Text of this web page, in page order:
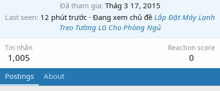
Đã tham gia Thág 3 17, 2015
Last seen 12 phút trước · Đang xem chủ đề Lắp Đặt Máy Lạnh
Treo Tường LG Cho Phòng Ngủ
Tin nhắn
1,005
Reaction score
0
Postings About